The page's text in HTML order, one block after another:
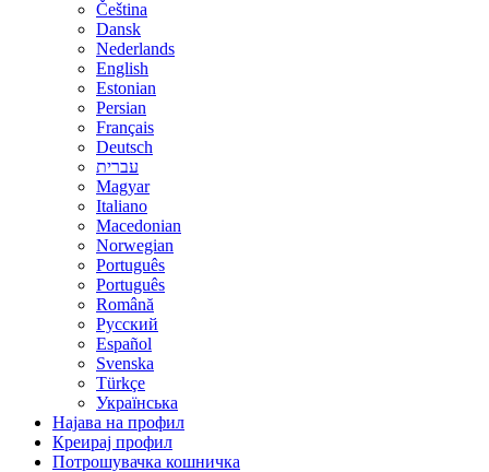
Čeština
Dansk
Nederlands
English
Estonian
Persian
Français
Deutsch
עברית
Magyar
Italiano
Macedonian
Norwegian
Português
Português
Română
Русский
Español
Svenska
Türkçe
Українська
Најава на профил
Креирај профил
Потрошувачка кошничка